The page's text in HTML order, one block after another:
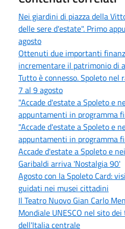
Nei giardini di piazza della
delle sere d'estate". Primo
agosto
Ottenuti due importanti
incrementare il patrimonio di
Tutto è connesso. Spoleto nel
7 al 9 agosto
"Accade d'estate a Spoleto e
appuntamenti in programma
"Accade d'estate a Spoleto e
appuntamenti in programma
Accade d'estate a Spoleto e
Garibaldi arriva 'Nostalgia 90'
Agosto con la Spoleto Card:
guidati nei musei cittadini
Il Teatro Nuovo Gian Carlo
Mondiale UNESCO nel sito
dell'Italia centrale